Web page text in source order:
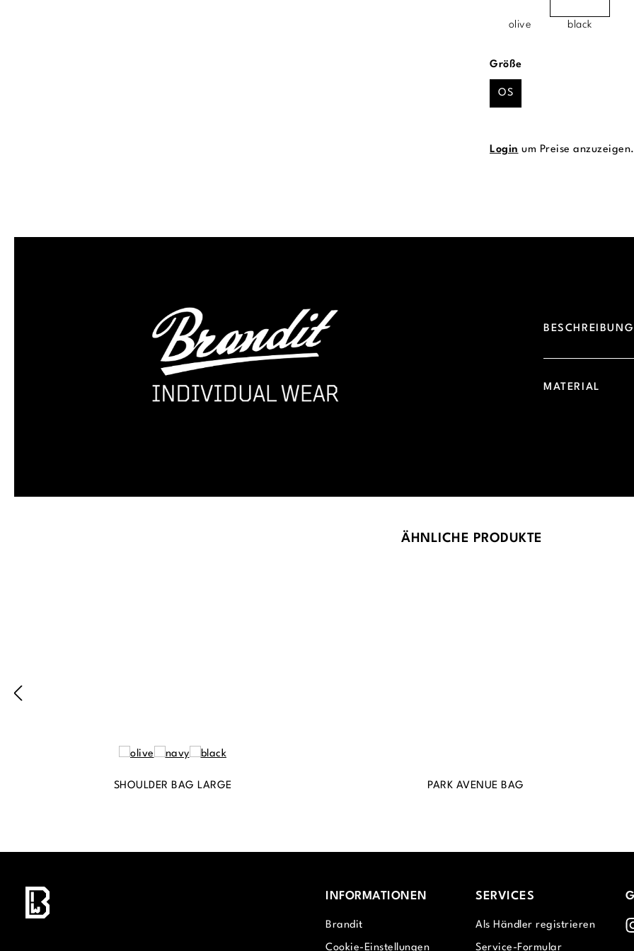
olive black
Größeauswählen
OS
Login um Preise anzuzeigen.
BESCHREIBUNG
MATERIAL
ÄHNLICHE PRODUKTE
SHOULDER BAG LARGE PARK AVENUE BAG
INFORMATIONEN
Brandit
Cookie-Einstellungen
SERVICES
Als Händler registrieren
Service-Formular